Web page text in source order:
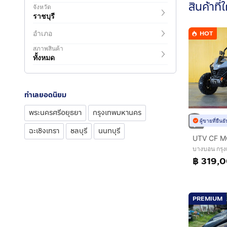
จังหวัด
ราชบุรี
อำเภอ
สภาพสินค้า
ทั้งหมด
ทำเลยอดนิยม
พระนครศรีอยุธยา
กรุงเทพมหานคร
ฉะเชิงเทรา
ชลบุรี นนทบุรี
สินค้าที่
HOT
ผู้ขายที่ยืน
บางบอน กรุ
฿
PREMIUM